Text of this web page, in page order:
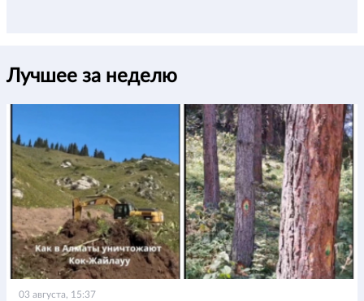
Лучшее за неделю
03 августа, 15:37